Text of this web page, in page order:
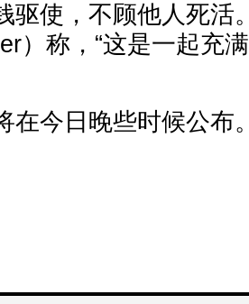
驱使，不顾他人死活
）称，“这是一起充
在今日晚些时候公布